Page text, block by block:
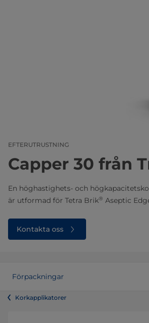
EFTERUTRUSTNING
Capper 30 från
En höghastighets- och
är utformad för Tetra Brik® Aseptic
Kontakta oss
Förpackningar
Korkapplikatorer